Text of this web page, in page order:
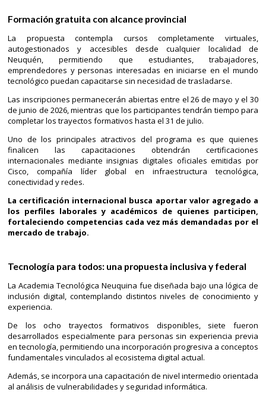
Formación gratuita con alcance provincial
La propuesta contempla cursos completamente virtuales,
autogestionados y accesibles desde cualquier localidad de
Neuquén, permitiendo que estudiantes, trabajadores,
emprendedores y personas interesadas en iniciarse en el mundo
tecnológico puedan capacitarse sin necesidad de trasladarse.
Las inscripciones permanecerán abiertas entre el 26 de mayo y el 30
de junio de 2026, mientras que los participantes tendrán tiempo para
completar los trayectos formativos hasta el 31 de julio.
Uno de los principales atractivos del programa es que quienes
finalicen las capacitaciones obtendrán certificaciones
internacionales mediante insignias digitales oficiales emitidas por
Cisco, compañía líder global en infraestructura tecnológica,
conectividad y redes.
La certificación internacional busca aportar valor agregado a
los perfiles laborales y académicos de quienes participen,
fortaleciendo competencias cada vez más demandadas por el
mercado de trabajo.
Tecnología para todos: una propuesta inclusiva y federal
La Academia Tecnológica Neuquina fue diseñada bajo una lógica de
inclusión digital, contemplando distintos niveles de conocimiento y
experiencia.
De los ocho trayectos formativos disponibles, siete fueron
desarrollados especialmente para personas sin experiencia previa
en tecnología, permitiendo una incorporación progresiva a conceptos
fundamentales vinculados al ecosistema digital actual.
Además, se incorpora una capacitación de nivel intermedio orientada
al análisis de vulnerabilidades y seguridad informática.